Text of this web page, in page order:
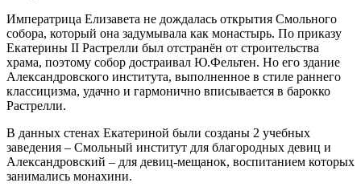
Императрица Елизавета не дождалась открытия Смольного
собора, который она задумывала как монастырь. По приказу
Екатерины II Растрелли был отстранён от строительства
храма, поэтому собор достраивал Ю.Фельтен. Но его здание
Александровского института, выполненное в стиле раннего
классицизма, удачно и гармонично вписывается в барокко
Растрелли.
В данных стенах Екатериной были созданы 2 учебных
заведения – Смольный институт для благородных девиц и
Александровский – для девиц-мещанок, воспитанием которых
занимались монахини.